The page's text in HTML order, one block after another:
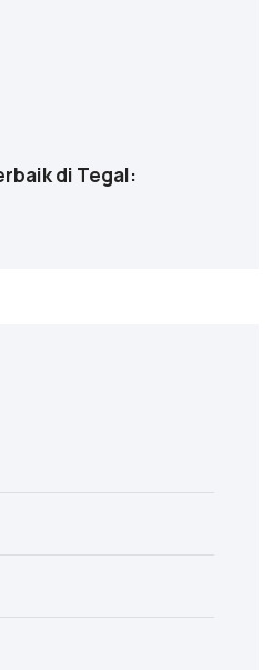
di Tegal: